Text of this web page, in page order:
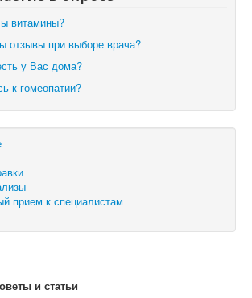
витамины?
отзывы при выборе врача?
у Вас дома?
к гомеопатии?
прием к специалистам
и статьи